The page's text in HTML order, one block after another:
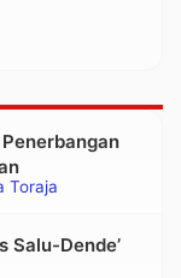
Toraja
Salu-Dende’